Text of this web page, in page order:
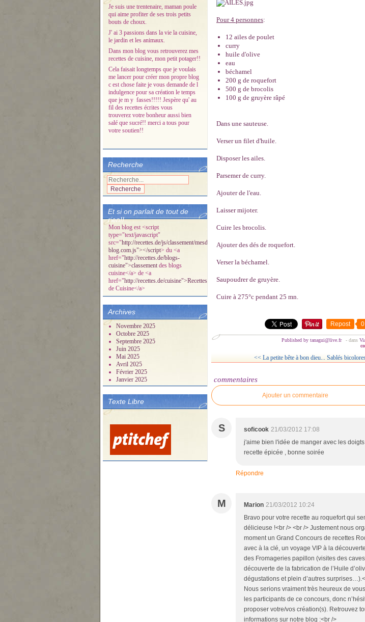
Je suis une trentenaire, maman poule
qui aime profiter de ses trois petits
bouts de choux.
J' ai 3 passions dans la vie la cuisine,
le jardin et les animaux.
Dans mon blog vous retrouverez mes
recettes de cuisine, mon petit potager!!
Cela faisait longtemps que je voulais
me lancer pour créer mon propre blog
c est chose faite je vous demande de l
indulgence pour sa création le temps
que je m y fasses!!!!! Jespère qu' au
fil des recettes écrites vous
trouverez votre bonheur aussi bien
salé que sucré!! merci a tous pour
votre soutien!!
Recherche
Et si on parlait de tout de
rien!!
Mon blog est <script
type="text/javascript"
src="http://recettes.de/js/classement/mesdelicesparadisiaques.over-
blog.com.js"></script> du <a
href="http://recettes.de/blogs-
cuisine">classement des blogs
cuisine</a> de <a
href="http://recettes.de/cuisine">Recettes
de Cuisine</a>
Archives
Novembre 2025
Octobre 2025
Septembre 2025
Juin 2025
Mai 2025
Avril 2025
Février 2025
Janvier 2025
Texte Libre
Pour 4 personnes:
12 ailes de poulet
curry
huile d'olive
eau
béchamel
200 g de roquefort
500 g de brocolis
100 g de gruyère râpé
Dans une sauteuse.
Verser un filet d'huile.
Disposer les ailes.
Parsemer de curry.
Ajouter de l'eau.
Laisser mijoter.
Cuire les brocolis.
Ajouter des dés de roquefort.
Verser la béchamel.
Saupoudrer de gruyère.
Cuire à 275°c pendant 25 mn.
Repost 0
Published by tanagui@live.fr - dans
<< La petite bête à bon dieu... Sablés
commentaires
Ajouter un commentaire
S soficook 21/03/2012 17:08
j'aime bien l'idée de manger avec les
recette épicée , bonne soirée
Répondre
M Marion 21/03/2012 10:24
Bravo pour votre recette au roquefort qui
délicieuse !<br /> <br /> Justement nous
moment un Grand Concours de recettes
avec à la clé, un voyage VIP à la
des Fromageries papillon (visites des
découverte de la fabrication de l’Huile
dégustations et plein d’autres
Nous serions vraiment très heureux de
les participants de ce concours, donc
proposer votre/vos création(s). Retrouvez
informations sur notre blog :<br />